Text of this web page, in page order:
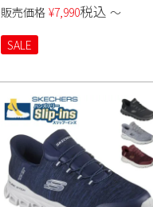
ニュー デイリー Slip-ins
SKECHERS 150263 SUMMITS
NEW DAILY BBK TPE ブラック
い 紐靴
販売価格 ¥7,990税込 〜
SALE